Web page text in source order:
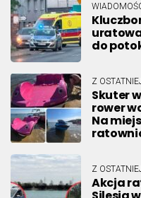
do
Z
Skuter
rower
Na
Z
Akcja